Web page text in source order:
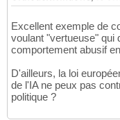
Excellent exemple de
voulant "vertueuse" qui
comportement abusif
D'ailleurs, la loi
de l'IA ne peux pas
politique ?